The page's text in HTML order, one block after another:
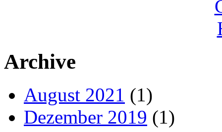
Archive
August 2021 (1)
Dezember 2019 (1)